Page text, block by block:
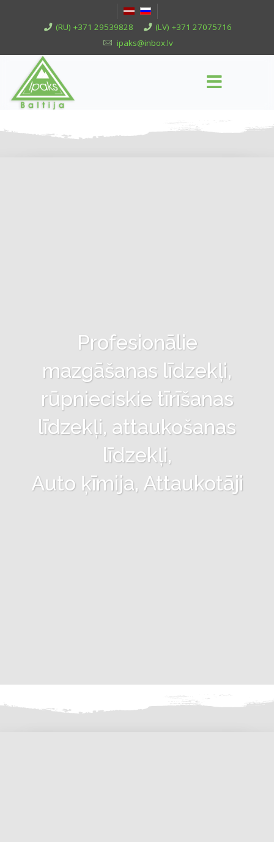
(RU) +371 29539828
(LV) +371 27075716
ipaks@inbox.lv
Profesionālie
mazgāšanas līdzekļi,
rūpnieciskie tīrīšanas
līdzekļi, attaukošanas
līdzekļi,
Auto ķīmija, Attaukotāji